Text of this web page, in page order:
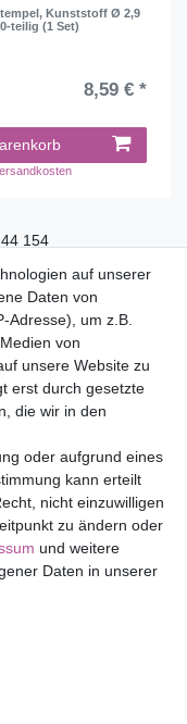
Kunststoff Ø 2,9
teilig (1 Set)
8,59 € *
154
auf unserer
Daten von
Adresse), um z.B.
von
unsere Website zu
erst durch gesetzte
die wir in den
oder aufgrund eines
kann erteilt
nicht einzuwilligen
zu ändern oder
und weitere
Daten in unserer